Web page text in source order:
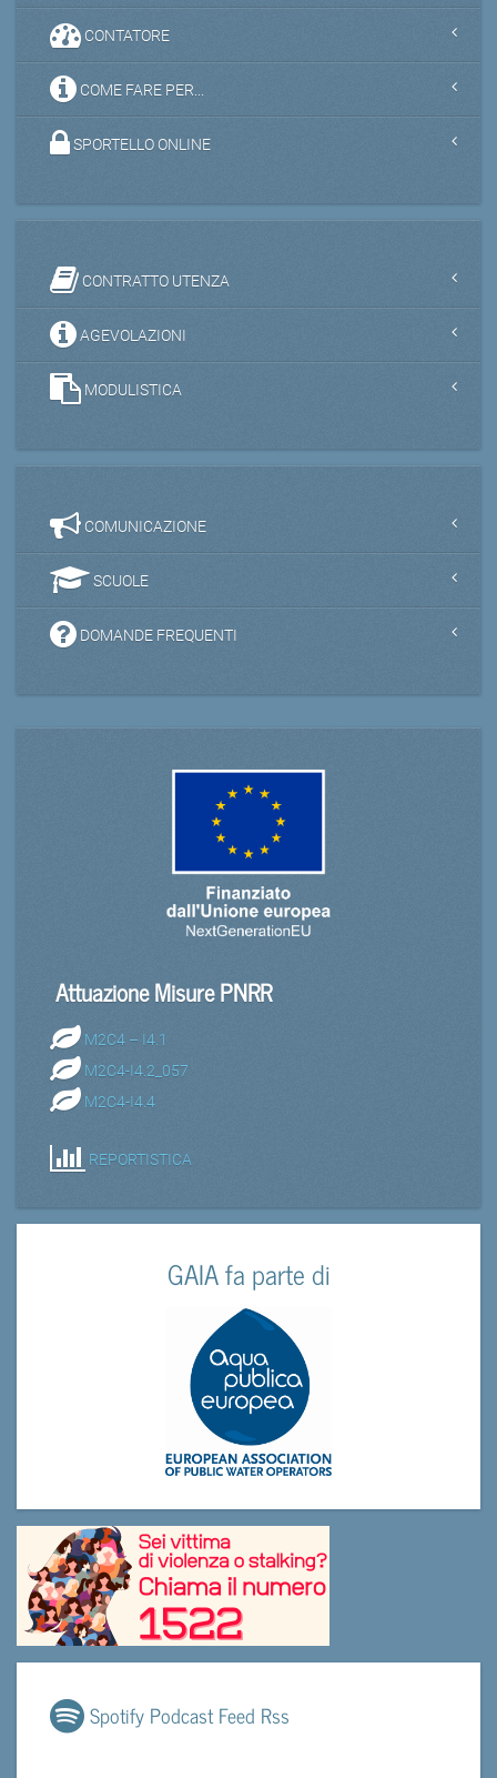
CONTATORE
COME FARE PER...
SPORTELLO ONLINE
CONTRATTO UTENZA
AGEVOLAZIONI
MODULISTICA
COMUNICAZIONE
SCUOLE
DOMANDE FREQUENTI
Attuazione Misure PNRR
M2C4 – I4.1
M2C4-I4.2_057
M2C4-I4.4
REPORTISTICA
GAIA fa parte di
Spotify Podcast Feed Rss